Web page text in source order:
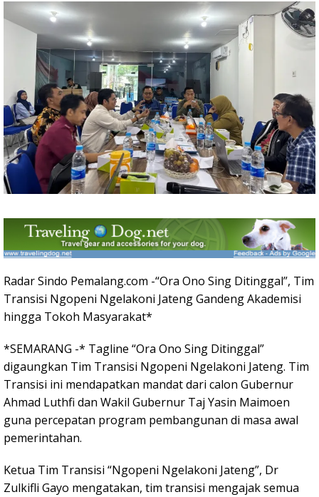
Radar Sindo Pemalang.com -“Ora Ono Sing Ditinggal”, Tim
Transisi Ngopeni Ngelakoni Jateng Gandeng Akademisi
hingga Tokoh Masyarakat*
*SEMARANG -* Tagline “Ora Ono Sing Ditinggal”
digaungkan Tim Transisi Ngopeni Ngelakoni Jateng. Tim
Transisi ini mendapatkan mandat dari calon Gubernur
Ahmad Luthfi dan Wakil Gubernur Taj Yasin Maimoen
guna percepatan program pembangunan di masa awal
pemerintahan.
Ketua Tim Transisi “Ngopeni Ngelakoni Jateng”, Dr
Zulkifli Gayo mengatakan, tim transisi mengajak semua